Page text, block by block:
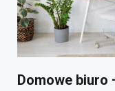
Domowe biuro